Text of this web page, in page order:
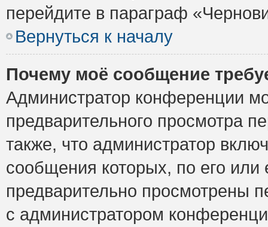
перейдите в параграф
Вернуться к началу
Почему моё сообщение
Администратор конференции
предварительного просмотра
также, что администратор
сообщения которых, по его
предварительно просмотрены
с администратором